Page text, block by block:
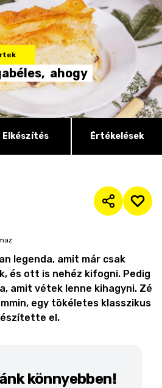
ahogy
Elkészítés Értékelések
legenda, amit már csak
és ott is nehéz kifogni. Pedig
amit vétek lenne kihagyni. Zé
egy tökéletes klasszikus
el.
könnyebben!